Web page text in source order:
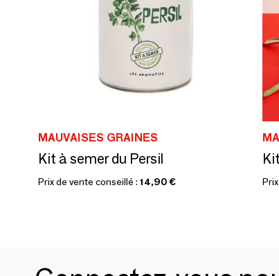
MAUVAISES GRAINES
Kit à semer du Persil
Prix de vente conseillé : 14,90 €